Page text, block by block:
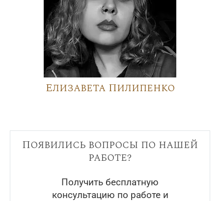
Елизавета Пилипенко
Появились вопросы по нашей
работе?
Получить бесплатную
консультацию по работе и